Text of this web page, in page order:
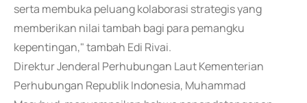
serta membuka peluang kolaborasi strategis yang
memberikan nilai tambah bagi para pemangku
kepentingan," tambah Edi Rivai.
Direktur Jenderal Perhubungan Laut Kementerian
Perhubungan Republik Indonesia, Muhammad